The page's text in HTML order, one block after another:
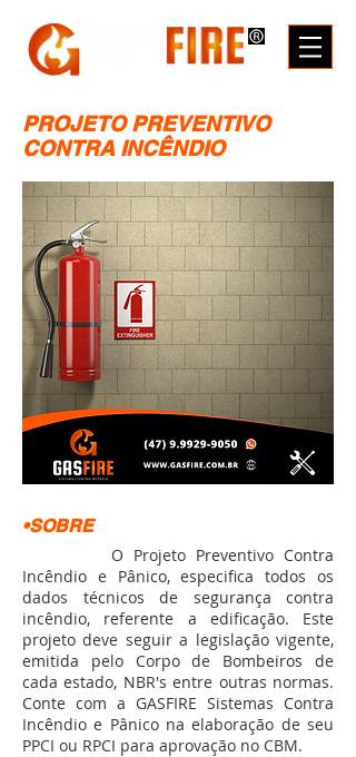
PROJETO PREVENTIVO
CONTRA INCÊNDIO
•SOBRE
O Projeto Preventivo Contra
Incêndio e Pânico, especifica todos os
dados técnicos de segurança contra
incêndio, referente a edificação. Este
projeto deve seguir a legislação vigente,
emitida pelo Corpo de Bombeiros de
cada estado, NBR's entre outras normas.
Conte com a GASFIRE Sistemas Contra
Incêndio e Pânico na elaboração de seu
PPCI ou RPCI para aprovação no CBM.